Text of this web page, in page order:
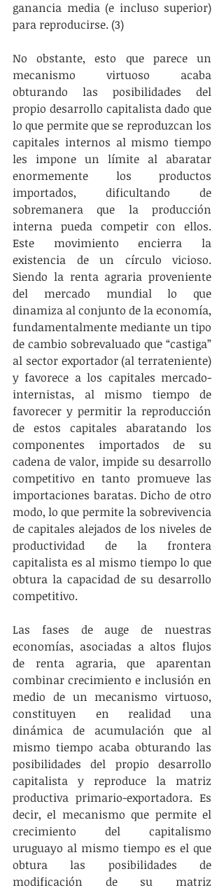
ganancia media (e incluso superior)
para reproducirse. (3)
No obstante, esto que parece un
mecanismo virtuoso acaba
obturando las posibilidades del
propio desarrollo capitalista dado que
lo que permite que se reproduzcan los
capitales internos al mismo tiempo
les impone un límite al abaratar
enormemente los productos
importados, dificultando de
sobremanera que la producción
interna pueda competir con ellos.
Este movimiento encierra la
existencia de un círculo vicioso.
Siendo la renta agraria proveniente
del mercado mundial lo que
dinamiza al conjunto de la economía,
fundamentalmente mediante un tipo
de cambio sobrevaluado que “castiga”
al sector exportador (al terrateniente)
y favorece a los capitales mercado-
internistas, al mismo tiempo de
favorecer y permitir la reproducción
de estos capitales abaratando los
componentes importados de su
cadena de valor, impide su desarrollo
competitivo en tanto promueve las
importaciones baratas. Dicho de otro
modo, lo que permite la sobrevivencia
de capitales alejados de los niveles de
productividad de la frontera
capitalista es al mismo tiempo lo que
obtura la capacidad de su desarrollo
competitivo.
Las fases de auge de nuestras
economías, asociadas a altos flujos
de renta agraria, que aparentan
combinar crecimiento e inclusión en
medio de un mecanismo virtuoso,
constituyen en realidad una
dinámica de acumulación que al
mismo tiempo acaba obturando las
posibilidades del propio desarrollo
capitalista y reproduce la matriz
productiva primario-exportadora. Es
decir, el mecanismo que permite el
crecimiento del capitalismo
uruguayo al mismo tiempo es el que
obtura las posibilidades de
modificación de su matriz